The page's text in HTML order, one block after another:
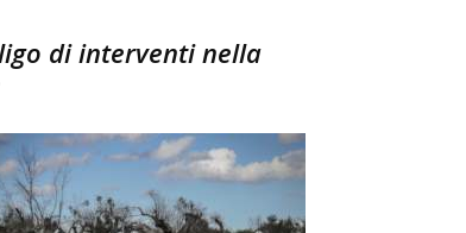
di interventi nella